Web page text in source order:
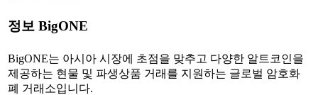
정보 BigONE
BigONE는 아시아 시장에 초점을 맞추고 다양한 알트코인을
제공하는 현물 및 파생상품 거래를 지원하는 글로벌 암호화
폐 거래소입니다.